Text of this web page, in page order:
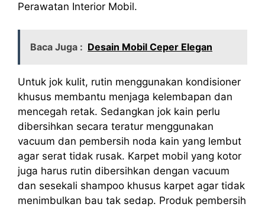
Perawatan Interior Mobil.
Baca Juga : Desain Mobil Ceper Elegan
Untuk jok kulit, rutin menggunakan kondisioner
khusus membantu menjaga kelembapan dan
mencegah retak. Sedangkan jok kain perlu
dibersihkan secara teratur menggunakan
vacuum dan pembersih noda kain yang lembut
agar serat tidak rusak. Karpet mobil yang kotor
juga harus rutin dibersihkan dengan vacuum
dan sesekali shampoo khusus karpet agar tidak
menimbulkan bau tak sedap. Produk pembersih